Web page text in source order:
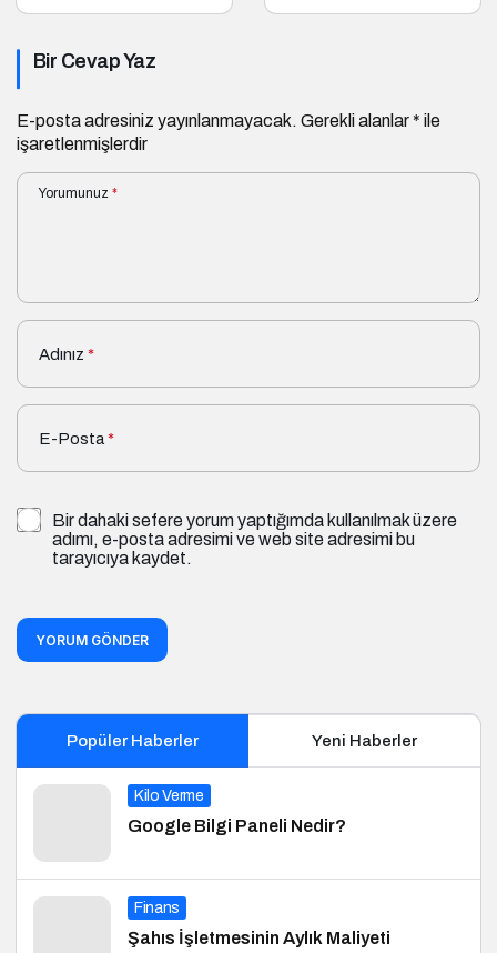
Bir Cevap Yaz
E-posta adresiniz yayınlanmayacak. Gerekli alanlar* ile
işaretlenmişlerdir
Yorumunuz *
Adınız *
E-Posta*
Bir dahaki sefere yorum yaptığımda kullanılmak üzere
adımı, e-posta adresimi ve web site adresimi bu
tarayıcıya kaydet.
YORUM GÖNDER
Popüler Haberler Yeni Haberler
Kilo Verme
Google Bilgi Paneli Nedir?
Finans
Şahıs İşletmesinin Aylık Maliyeti